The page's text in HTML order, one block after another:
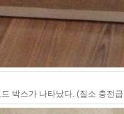
박스가 나타났다. (질소 충전